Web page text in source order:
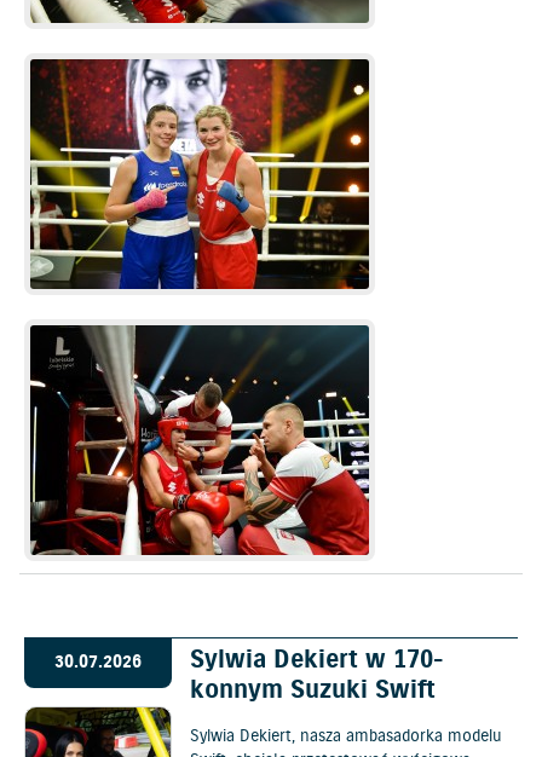
30.07.2026
Sylwia Dekiert w 170-
konnym Suzuki Swift
Sylwia Dekiert, nasza ambasadorka modelu